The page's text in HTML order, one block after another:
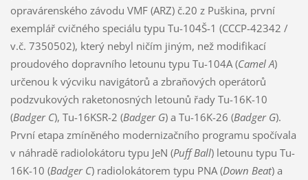
opravárenského závodu VMF (ARZ) č.20 z Puškina, první
exemplář cvičného speciálu typu Tu-104Š-1 (CCCP-42342 /
v.č. 7350502), který nebyl ničím jiným, než modifikací
proudového dopravního letounu typu Tu-104A (Camel A)
určenou k výcviku navigátorů a zbraňových operátorů
podzvukových raketonosných letounů řady Tu-16K-10
(Badger C), Tu-16KSR-2 (Badger G) a Tu-16K-26 (Badger G).
První etapa zmíněného modernizačního programu spočívala
v náhradě radiolokátoru typu JeN (Puff Ball) letounu typu Tu-
16K-10 (Badger C) radiolokátorem typu PNA (Down Beat) a